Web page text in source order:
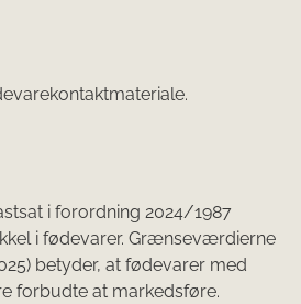
i forordning 2024/1987
i fødevarer. Grænseværdierne
betyder, at fødevarer med
forbudte at markedsføre.